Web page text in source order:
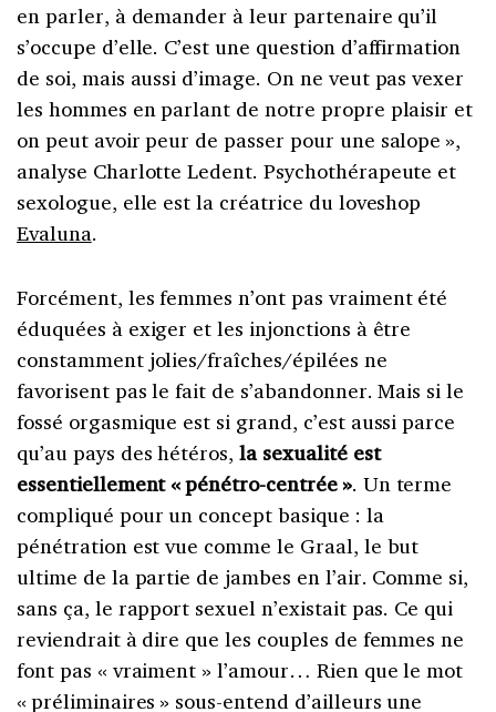
en parler, à demander à leur partenaire qu’il
s’occupe d’elle. C’est une question d’affirmation
de soi, mais aussi d’image. On ne veut pas vexer
les hommes en parlant de notre propre plaisir et
on peut avoir peur de passer pour une salope »,
analyse Charlotte Ledent. Psychothérapeute et
sexologue, elle est la créatrice du loveshop
Evaluna.
Forcément, les femmes n’ont pas vraiment été
éduquées à exiger et les injonctions à être
constamment jolies/fraîches/épilées ne
favorisent pas le fait de s’abandonner. Mais si le
fossé orgasmique est si grand, c’est aussi parce
qu’au pays des hétéros, la sexualité est
essentiellement «pénétro-centrée ». Un terme
compliqué pour un concept basique : la
pénétration est vue comme le Graal, le but
ultime de la partie de jambes en l’air. Comme si,
sans ça, le rapport sexuel n’existait pas. Ce qui
reviendrait à dire que les couples de femmes ne
font pas « vraiment » l’amour… Rien que le mot
« préliminaires » sous-entend d’ailleurs une